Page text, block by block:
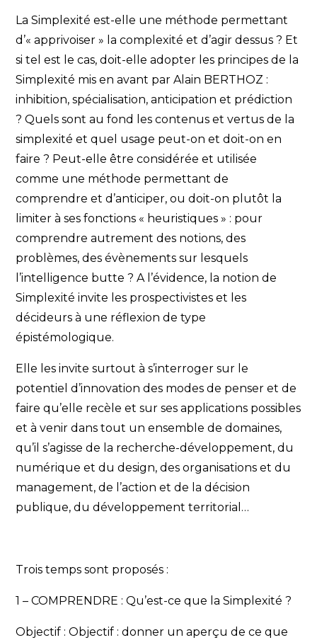
La Simplexité est-elle une méthode permettant
d’« apprivoiser » la complexité et d’agir dessus ? Et
si tel est le cas, doit-elle adopter les principes de la
Simplexité mis en avant par Alain BERTHOZ :
inhibition, spécialisation, anticipation et prédiction
? Quels sont au fond les contenus et vertus de la
simplexité et quel usage peut-on et doit-on en
faire ? Peut-elle être considérée et utilisée
comme une méthode permettant de
comprendre et d’anticiper, ou doit-on plutôt la
limiter à ses fonctions « heuristiques » : pour
comprendre autrement des notions, des
problèmes, des évènements sur lesquels
l’intelligence butte ? A l’évidence, la notion de
Simplexité invite les prospectivistes et les
décideurs à une réflexion de type
épistémologique.
Elle les invite surtout à s’interroger sur le
potentiel d’innovation des modes de penser et de
faire qu’elle recèle et sur ses applications possibles
et à venir dans tout un ensemble de domaines,
qu’il s’agisse de la recherche-développement, du
numérique et du design, des organisations et du
management, de l’action et de la décision
publique, du développement territorial…
Trois temps sont proposés :
1 – COMPRENDRE : Qu’est-ce que la Simplexité ?
Objectif : Objectif : donner un aperçu de ce que